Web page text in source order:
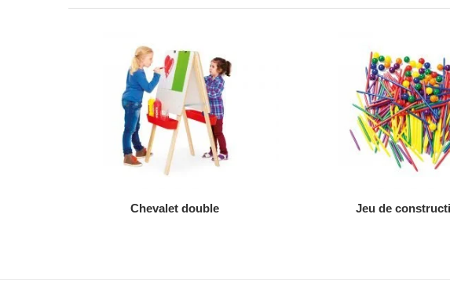
AJOUTER AU DEVIS
Chevalet double AJOUTER AU
Jeu de